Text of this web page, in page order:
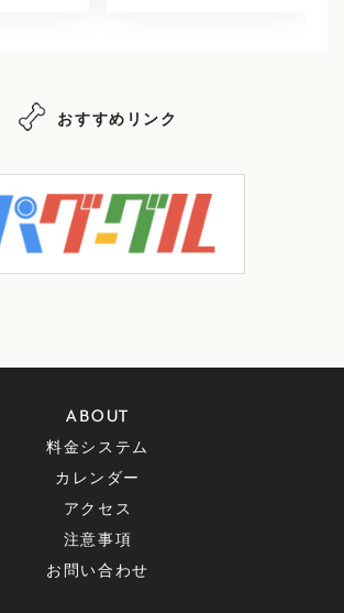
おすすめリンク
ABOUT
料金システム
カレンダー
アクセス
注意事項
お問い合わせ